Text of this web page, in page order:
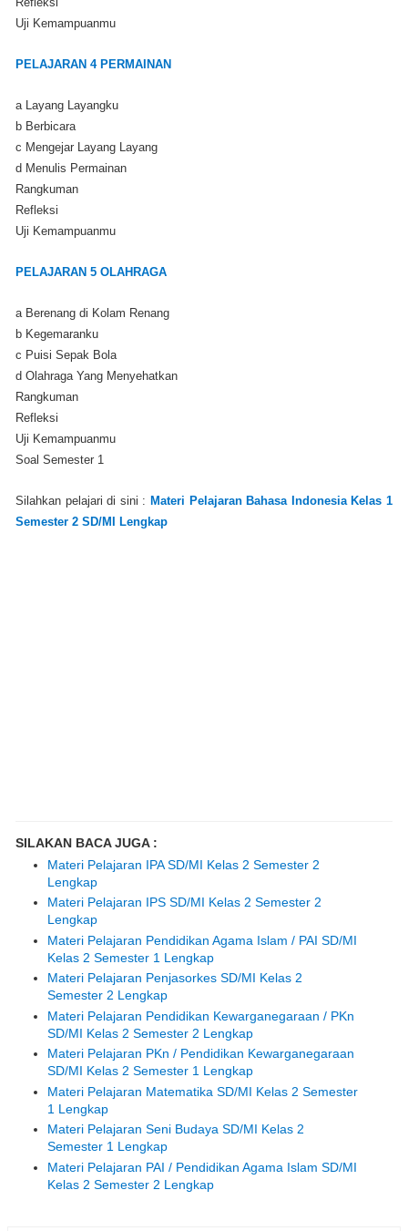
Uji Kemampuanmu
PELAJARAN 4 PERMAINAN
a Layang Layangku
b Berbicara
c Mengejar Layang Layang
d Menulis Permainan
Rangkuman
Refleksi
Uji Kemampuanmu
PELAJARAN 5 OLAHRAGA
a Berenang di Kolam Renang
b Kegemaranku
c Puisi Sepak Bola
d Olahraga Yang Menyehatkan
Rangkuman
Refleksi
Uji Kemampuanmu
Soal Semester 1
Silahkan pelajari di sini : Materi Pelajaran Bahasa Indonesia Kelas 1
Semester 2 SD/MI Lengkap
SILAKAN BACA JUGA :
Materi Pelajaran IPA SD/MI Kelas 2 Semester 2
Lengkap
Materi Pelajaran IPS SD/MI Kelas 2 Semester 2
Lengkap
Materi Pelajaran Pendidikan Agama Islam / PAI SD/MI
Kelas 2 Semester 1 Lengkap
Materi Pelajaran Penjasorkes SD/MI Kelas 2
Semester 2 Lengkap
Materi Pelajaran Pendidikan Kewarganegaraan / PKn
SD/MI Kelas 2 Semester 2 Lengkap
Materi Pelajaran PKn / Pendidikan Kewarganegaraan
SD/MI Kelas 2 Semester 1 Lengkap
Materi Pelajaran Matematika SD/MI Kelas 2 Semester
1 Lengkap
Materi Pelajaran Seni Budaya SD/MI Kelas 2
Semester 1 Lengkap
Materi Pelajaran PAI / Pendidikan Agama Islam SD/MI
Kelas 2 Semester 2 Lengkap